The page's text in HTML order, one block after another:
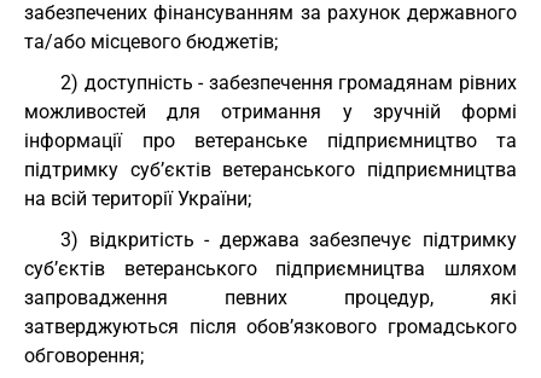
забезпечених фінансуванням за рахунок державного
та/або місцевого бюджетів;
2) доступність - забезпечення громадянам рівних
можливостей для отримання у зручній формі
інформації про ветеранське підприємництво та
підтримку суб’єктів ветеранського підприємництва
на всій території України;
3) відкритість - держава забезпечує підтримку
суб’єктів ветеранського підприємництва шляхом
запровадження певних процедур, які
затверджуються після обов’язкового громадського
обговорення;